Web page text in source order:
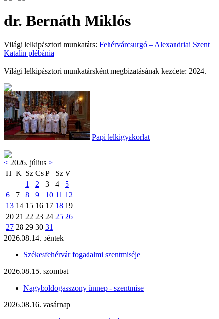
dr. Bernáth Miklós
Világi lelkipásztori munkatárs: Fehérvárcsurgó – Alexandriai Szent
Katalin plébánia
Világi lelkipásztori munkatársként megbizatásának kezdete: 2024.
Papi lelkigyakorlat
< 2026. július >
H K Sz Cs P Sz V
1
2 3 4
5
6
7 8 9 10 11 12
13 14 15 16 17 18 19
20 21 22 23 24 25 26
27 28 29 30 31
2026.08.14. péntek
Székesfehérvár fogadalmi szentmiséje
2026.08.15. szombat
Nagyboldogasszony ünnep - szentmise
2026.08.16. vasárnap